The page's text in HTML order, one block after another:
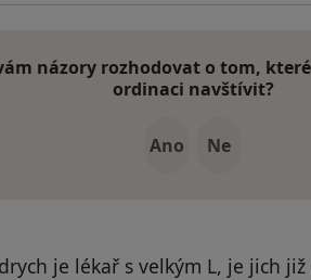
názory rozhodovat o tom,
ordinaci navštívit?
Ano Ne
je lékař s velkým L, je jich